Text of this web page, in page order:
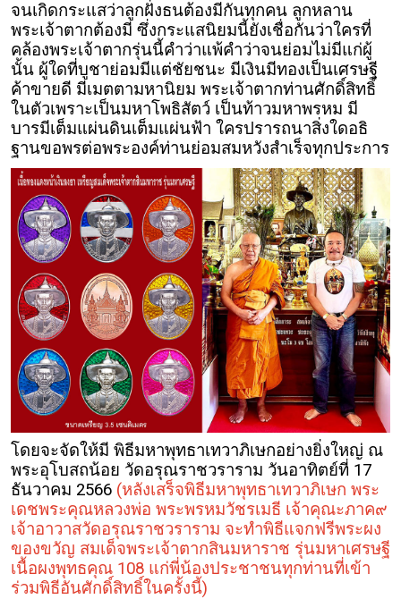
จนเกิดกระแสว่าลูกฝั่งธนต้องมีกันทุกคน ลูกหลาน
พระเจ้าตากต้องมี ซึ่งกระแสนิยมนี้ยังเชื่อกันว่าใครที่
คล้องพระเจ้าตากรุ่นนี้คำว่าแพ้คำว่าจนย่อมไม่มีแก่ผู้
นั้น ผู้ใดที่บูชาย่อมมีแต่ชัยชนะ มีเงินมีทองเป็นเศรษฐี
ค้าขายดี มีเมตตามหานิยม พระเจ้าตากท่านศักดิ์สิทธิ์
ในตัวเพราะเป็นมหาโพธิสัตว์ เป็นท้าวมหาพรหม มี
บารมีเต็มแผ่นดินเต็มแผ่นฟ้า ใครปรารถนาสิ่งใดอธิ
ฐานขอพรต่อพระองค์ท่านย่อมสมหวังสำเร็จทุกประการ
โดยจะจัดให้มี พิธีมหาพุทธาเทวาภิเษกอย่างยิ่งใหญ่ ณ
พระอุโบสถน้อย วัดอรุณราชวราราม วันอาทิตย์ที่ 17
ธันวาคม 2566 (หลังเสร็จพิธีมหาพุทธาเทวาภิเษก พระ
เดชพระคุณหลวงพ่อ พระพรหมวัชรเมธี เจ้าคุณะภาค๙
เจ้าอาวาสวัดอรุณราชวราราม จะทำพิธีแจกฟรีพระผง
ของขวัญ สมเด็จพระเจ้าตากสินมหาราช รุ่นมหาเศรษฐี
เนื้อผงพุทธคุณ 108 แก่พี่น้องประชาชนทุกท่านที่เข้า
ร่วมพิธีอันศักดิ์สิทธิ์ในครั้งนี้)